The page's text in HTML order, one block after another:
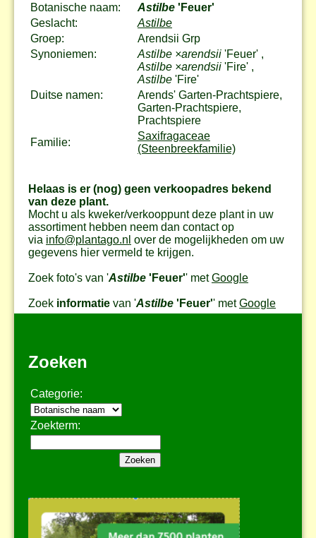
Botanische naam: Astilbe 'Feuer'
Geslacht:
Astilbe
Groep:
Arendsii Grp
Synoniemen:
Astilbe ×arendsii 'Feuer' ,
Astilbe ×arendsii 'Fire' ,
Astilbe 'Fire'
Duitse namen:
Arends' Garten-Prachtspiere,
Garten-Prachtspiere,
Prachtspiere
Familie:
Saxifragaceae
(Steenbreekfamilie)
Helaas is er (nog) geen verkoopadres bekend
van deze plant.
Mocht u als kweker/verkooppunt deze plant in uw
assortiment hebben neem dan contact op
via info@plantago.nl over de mogelijkheden om uw
gegevens hier vermeld te krijgen.
Zoek foto's van 'Astilbe 'Feuer'' metGoogle
Zoek informatie van 'Astilbe 'Feuer'' metGoogle
Zoeken
Categorie:
Zoekterm: